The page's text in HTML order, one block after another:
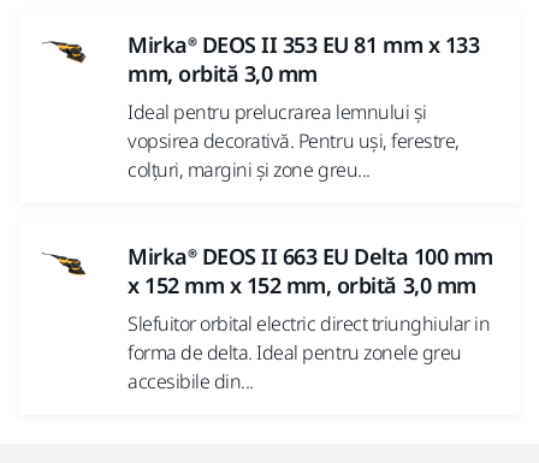
Mirka® DEOS II 353 EU 81 mm x 133
mm, orbită 3,0 mm
Ideal pentru prelucrarea lemnului și
vopsirea decorativă. Pentru uși, ferestre,
colțuri, margini și zone greu...
Mirka® DEOS II 663 EU Delta 100 mm
x 152 mm x 152 mm, orbită 3,0 mm
Slefuitor orbital electric direct triunghiular in
forma de delta. Ideal pentru zonele greu
accesibile din...